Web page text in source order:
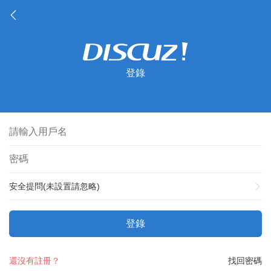
登錄
安全提問(未設置請忽略)
登錄
找回密碼
還沒有註冊？